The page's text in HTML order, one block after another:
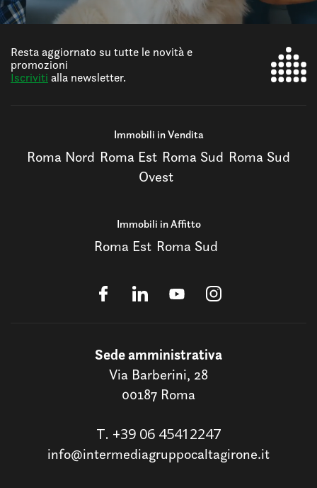
Resta aggiornato su tutte le novità e
promozioni
Iscriviti alla newsletter.
Immobili in Vendita
Roma Nord Roma Est Roma Sud Roma Sud
Ovest
Immobili in Affitto
Roma Est Roma Sud
Sede amministrativa
Via Barberini, 28
00187 Roma
T. +39 06 45412247
info@intermediagruppocaltagirone.it